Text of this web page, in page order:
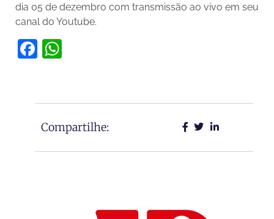
dia 05 de dezembro com transmissão ao vivo em seu
canal do Youtube.
Facebook
Compartilhe: